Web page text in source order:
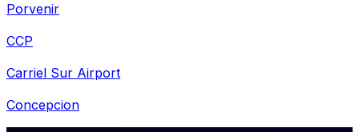
Porvenir
CCP
Carriel Sur Airport
Concepcion